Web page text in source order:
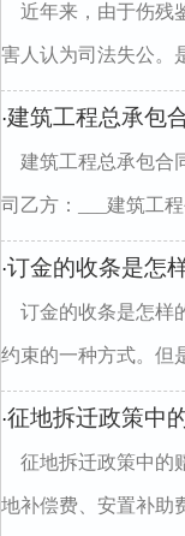
近年来，由于伤残
害人认为司法失公。
·建筑工程总承包
建筑工程总承包合
司乙方：___建筑工
·订金的收条是怎
订金的收条是怎样
约束的一种方式。但
·征地拆迁政策中
征地拆迁政策中的
地补偿费、安置补助